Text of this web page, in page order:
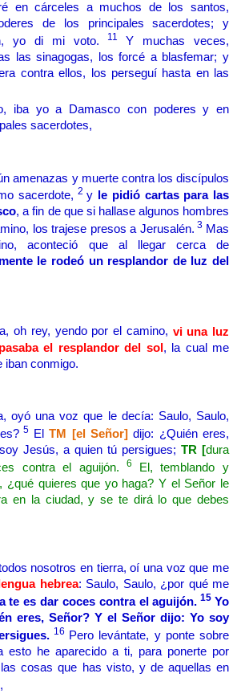
en cárceles a muchos de los santos,
de los principales sacerdotes; y
yo di mi voto. 11 Y muchas veces,
las sinagogas, los forcé a blasfemar; y
contra ellos, los perseguí hasta en las
iba yo a Damasco con poderes y en
sacerdotes,
amenazas y muerte contra los discípulos
sacerdote, 2y
le pidió cartas para las
, a fin de que si hallase algunos hombres
los trajese presos a Jerusalén. 3 Mas
aconteció que al llegar cerca de
le rodeó un resplandor de luz del
oh rey, yendo por el camino, vi una luz
el resplandor del sol, la cual me
iban conmigo.
oyó una voz que le decía: Saulo, Saulo,
5 ElTM [el Señor] dijo: ¿Quién eres,
Jesús, a quien tú persigues; TR [dura
contra el aguijón. 6
El, temblando y
¿qué quieres que yo haga? Y el Señor le
en la ciudad, y se te dirá lo que debes
nosotros en tierra, oí una voz que me
hebrea: Saulo, Saulo, ¿por qué me
te es dar coces contra el aguijón. 15Yo
eres, Señor? Y el Señor dijo: Yo soy
16 Pero levántate, y ponte sobre
esto he aparecido a ti, para ponerte por
cosas que has visto, y de aquellas en